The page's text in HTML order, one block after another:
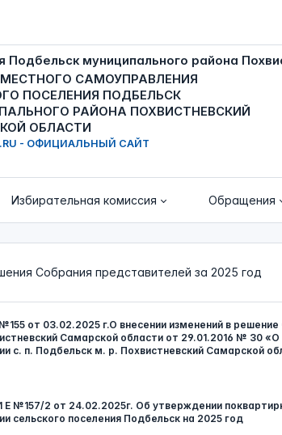
САМОУПРАВЛЕНИЯ
ПОСЕЛЕНИЯ ПОДБЕЛЬСК
РАЙОНА ПОХВИСТНЕВСКИЙ
ОБЛАСТИ
- ОФИЦИАЛЬНЫЙ САЙТ
Избирательная комиссия Обращения
Собрания представителей за 2025 год
от 03.02.2025 г.О внесении изменений в
Самарской области от 29.01.2016 № 30
с. п. Подбельск м. р. Похвистневский Самарской
Е №157/2 от 24.02.2025г. Об утверждении
сельского поселения Подбельск на 2025 год